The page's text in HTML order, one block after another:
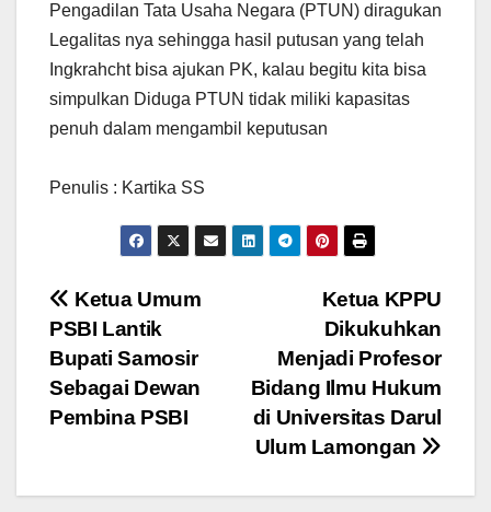
Pengadilan Tata Usaha Negara (PTUN) diragukan
Legalitas nya sehingga hasil putusan yang telah
Ingkrahcht bisa ajukan PK, kalau begitu kita bisa
simpulkan Diduga PTUN tidak miliki kapasitas
penuh dalam mengambil keputusan
Penulis : Kartika SS
Navigasi
pos
Ketua KPPU
Dikukuhkan
Menjadi Profesor
Bidang Ilmu Hukum
di Universitas Darul
Ulum Lamongan
Ketua Umum
PSBI Lantik
Bupati Samosir
Sebagai Dewan
Pembina PSBI